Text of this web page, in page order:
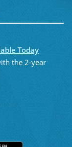
Today
the 2-year